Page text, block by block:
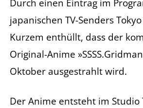
Durch einen Eintrag im
japanischen TV-Senders
Kurzem enthüllt, dass der
Original-Anime
Oktober ausgestrahlt wird.
Der Anime entsteht im Studio